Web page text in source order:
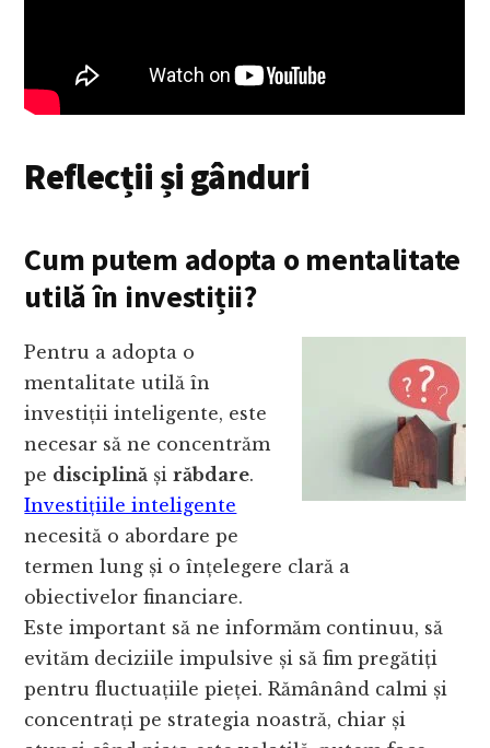
Reflecții și gânduri
Cum putem adopta o mentalitate
utilă în investiții?
Pentru a adopta o
mentalitate utilă în
investiții inteligente, este
necesar să ne concentrăm
pe disciplină șirăbdare.
Investițiile inteligente
necesită o abordare pe
termen lung și o înțelegere clară a
obiectivelor financiare.
Este important să ne informăm continuu, să
evităm deciziile impulsive și să fim pregătiți
pentru fluctuațiile pieței. Rămânând calmi și
concentrați pe strategia noastră, chiar și